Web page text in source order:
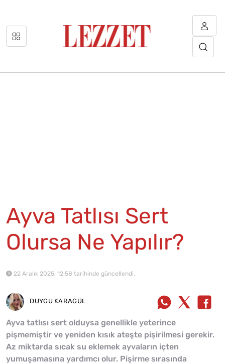
Ayva Tatlısı Sert
Olursa Ne Yapılır?
22 Aralık 2025, 12:58 tarihinde güncellendi.
DUYGU KARAGÜL
Ayva tatlısı sert olduysa genellikle yeterince
pişmemiştir ve yeniden kısık ateşte pişirilmesi gerekir.
Az miktarda sıcak su eklemek ayvaların içten
yumuşamasına yardımcı olur. Pişirme sırasında